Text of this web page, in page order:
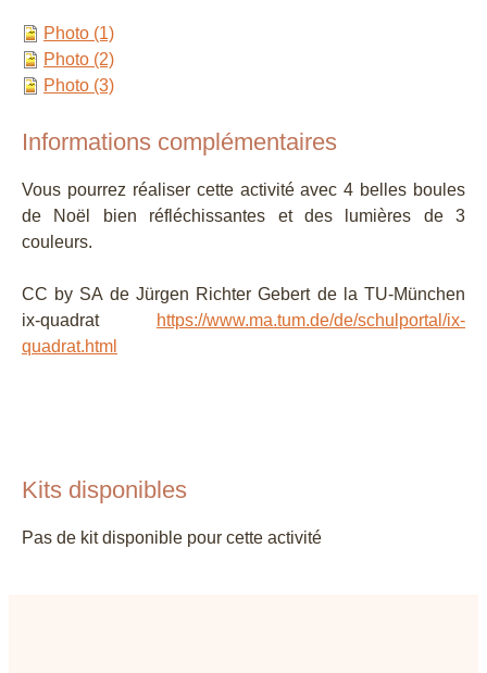
Photo (1)
Photo (2)
Photo (3)
Informations complémentaires
Vous pourrez réaliser cette activité avec 4 belles boules
de Noël bien réfléchissantes et des lumières de 3
couleurs.
CC by SA de Jürgen Richter Gebert de la TU-München
ix-quadrat
https://www.ma.tum.de/de/schulportal/ix-
quadrat.html
Kits disponibles
Pas de kit disponible pour cette activité